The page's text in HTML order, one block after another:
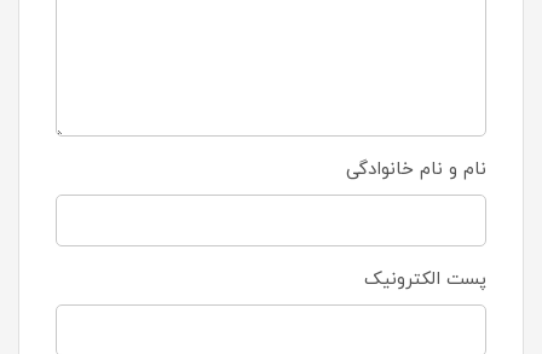
نام و نام خانوادگی
پست الکترونیک